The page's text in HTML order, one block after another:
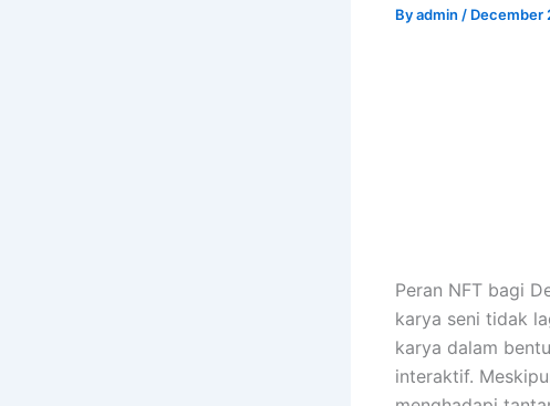
Byadmin / December
Peran NFT bagi
karya seni tidak
karya dalam
interaktif.